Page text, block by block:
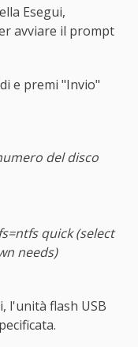
Esegui,
avviare il prompt
e premi "Invio"
del disco
quick (select
needs)
l'unità flash USB